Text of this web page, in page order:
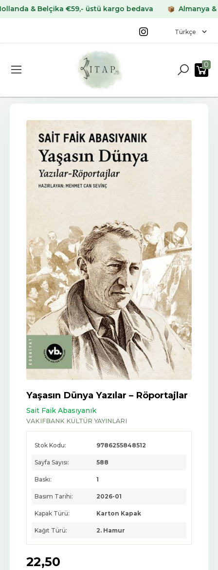
& Belçika €59,- üstü kargo bedava Almanya &
0
Yaşasın Dünya Yazılar – Röportajlar
Sait Faik Abasıyanık
VAKIFBANK KÜLTÜR YAYINLARI
Stok Kodu: 9786255848512
Sayfa Sayısı: 588
Baskı: 1
Basım Tarihi: 2026-01
Kapak Türü: Karton Kapak
Kağıt Türü: 2. Hamur
22,50